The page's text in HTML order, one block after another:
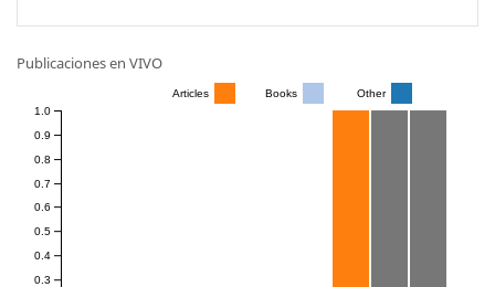
Publicaciones en VIVO
0.3
0.4
0.5
0.6
0.7
0.8
0.9
1.0
Articles Books Other